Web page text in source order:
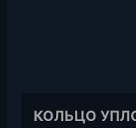
КОЛЬЦО